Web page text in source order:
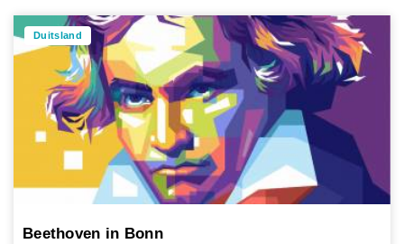
Duitsland
Beethoven in Bonn